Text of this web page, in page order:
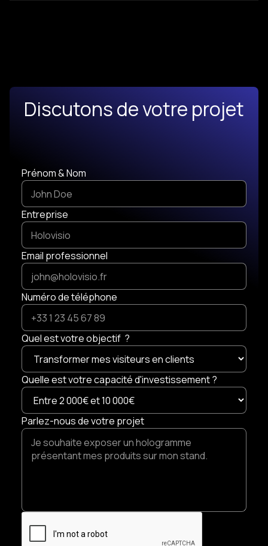
Discutons de votre projet
Prénom & Nom
Entreprise
Email professionnel
Numéro de téléphone
Quel est votre objectif ?
Quelle est votre capacité d'investissement ?
Parlez-nous de votre projet